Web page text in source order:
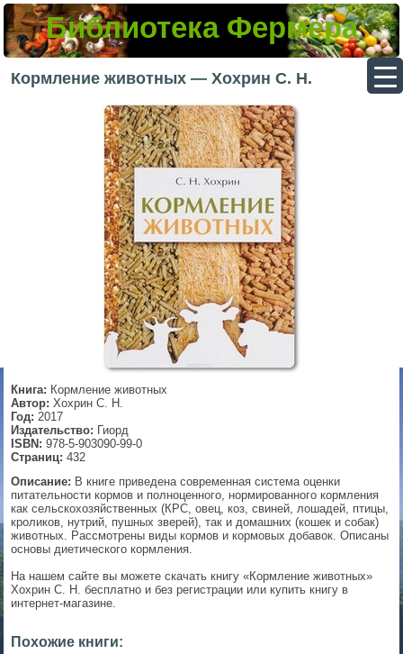
Библиотека Фермера
Кормление животных — Хохрин С. Н.
Книга: Кормление животных
Автор: Хохрин С. Н.
Год: 2017
Издательство: Гиорд
ISBN: 978-5-903090-99-0
Страниц: 432
Описание: В книге приведена современная система оценки
питательности кормов и полноценного, нормированного кормления
как сельскохозяйственных (КРС, овец, коз, свиней, лошадей, птицы,
кроликов, нутрий, пушных зверей), так и домашних (кошек и собак)
животных. Рассмотрены виды кормов и кормовых добавок. Описаны
основы диетического кормления.
На нашем сайте вы можете скачать книгу «Кормление животных»
Хохрин С. Н. бесплатно и без регистрации или купить книгу в
интернет-магазине.
Похожие книги:
▼
▼
▼
▼